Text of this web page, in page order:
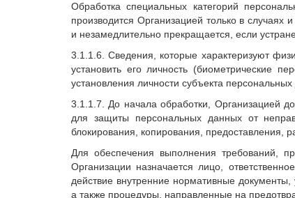
Обработка специальных категорий
производится Организацией только в
и незамедлительно прекращается, если
3.1.1.6. Сведения, которые характеризуют
установить его личность (биометрические
установления личности субъекта
3.1.1.7. До начала обработки, Организацией
для защиты персональных данных от
блокирования, копирования, предоставления,
Для обеспечения выполнения требований,
Организации назначается лицо,
действие внутренние нормативные
а также процедуры, направленные на